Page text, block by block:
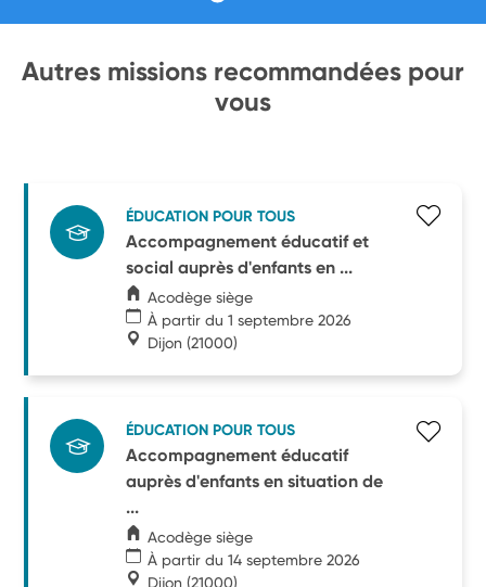
Autres missions recommandées pour
vous
ÉDUCATION POUR TOUS
Accompagnement éducatif et
social auprès d'enfants en ...
Acodège siège
À partir du 1 septembre 2026
Dijon (21000)
ÉDUCATION POUR TOUS
Accompagnement éducatif
auprès d'enfants en situation de
...
Acodège siège
À partir du 14 septembre 2026
Dijon (21000)